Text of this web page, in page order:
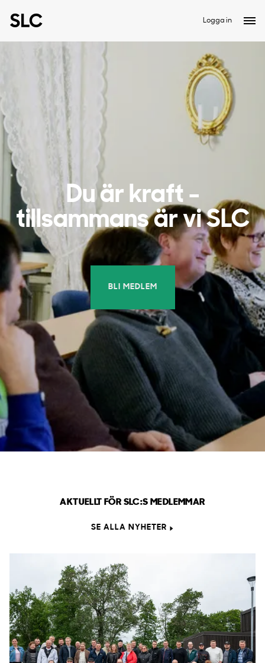
Logga in
Du är kraft -
tillsammans är vi SLC
BLI MEDLEM
AKTUELLT FÖR SLC:S MEDLEMMAR
SE ALLA NYHETER